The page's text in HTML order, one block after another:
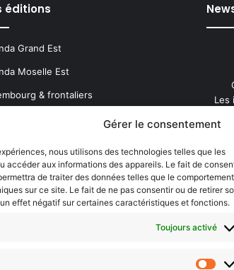
Gérer le consentement
nous utilisons des technologies telles que les
accéder aux informations des appareils. Le fait de
de traiter des données telles que le comportement
sur ce site. Le fait de ne pas consentir ou de retirer
effet négatif sur certaines caractéristiques et fonctions.
Toujours activé
éditions
Grand Est
Moselle Est
& frontaliers
& Moselle Nord
à la Une
Les
votre
e-
mail